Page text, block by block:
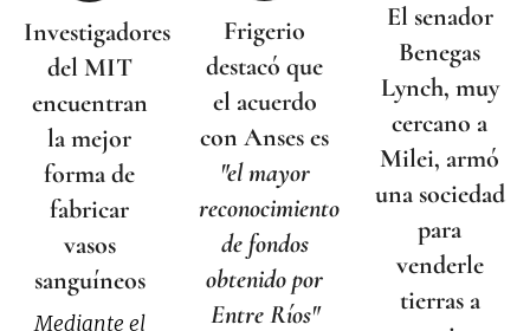
Investigadores
del MIT
encuentran
la mejor
forma de
fabricar
vasos
sanguíneos
Mediante el
Frigerio
destacó que
el acuerdo
con Anses es
"el mayor
reconocimiento
de fondos
obtenido por
Entre Ríos"
El senador
Benegas
Lynch, muy
cercano a
Milei, armó
una sociedad
para
venderle
tierras a